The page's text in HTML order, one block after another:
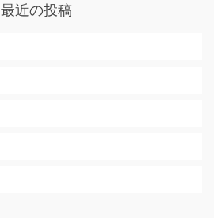
最近の投稿